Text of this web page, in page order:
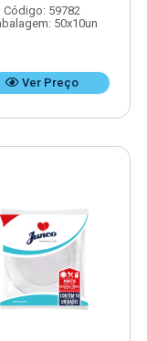
Código: 59782
50x10un
Ver Preço